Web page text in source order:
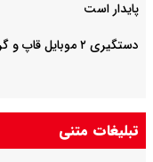
پایدار است
دستگیری ۲ موبایل قاپ و گردنبندقاپ در تهران
تبلیغات متنی